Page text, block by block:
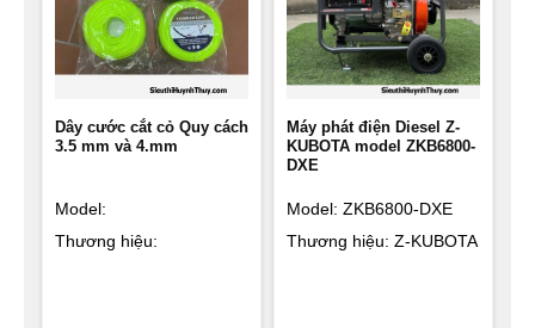
Dây cước cắt cỏ Quy cách
3.5 mm và 4.mm
Model:
Thương hiệu:
Máy phát điện Diesel Z-
KUBOTA model ZKB6800-
DXE
Model: ZKB6800-DXE
Thương hiệu: Z-KUBOTA